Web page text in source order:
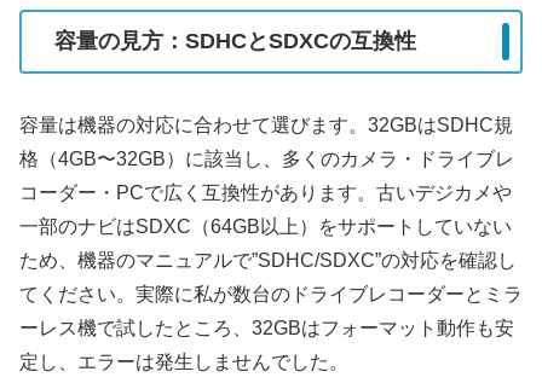
容量の見方：SDHCとSDXCの互換性
容量は機器の対応に合わせて選びます。32GBはSDHC規
格（4GB〜32GB）に該当し、多くのカメラ・ドライブレ
コーダー・PCで広く互換性があります。古いデジカメや
一部のナビはSDXC（64GB以上）をサポートしていない
ため、機器のマニュアルで”SDHC/SDXC”の対応を確認し
てください。実際に私が数台のドライブレコーダーとミラ
ーレス機で試したところ、32GBはフォーマット動作も安
定し、エラーは発生しませんでした。